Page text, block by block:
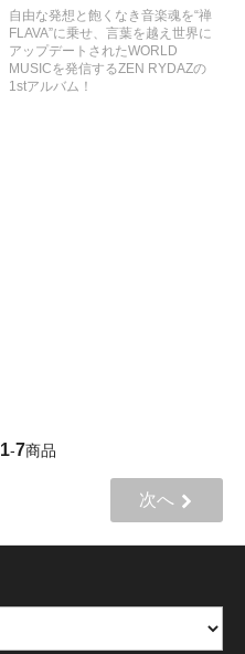
自由な発想と飽くなき音楽魂を“禅
FLAVA”に乗せ、言葉を越え世界に
アップデートされたWORLD
MUSICを発信するZEN RYDAZの
1stアルバム！
1-7商品
次へ